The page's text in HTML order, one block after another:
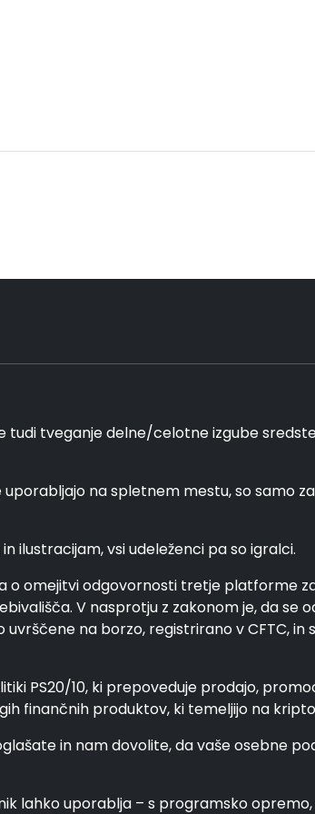
tudi tveganje delne/celotne izgube
na spletnem mestu, so samo
ilustracijam, vsi udeleženci pa so igralci.
omejitvi odgovornosti tretje platforme
V nasprotju z zakonom je, da se
na borzo, registrirano v CFTC, in
PS20/10, ki prepoveduje prodajo,
finančnih produktov, ki temeljijo na
in nam dovolite, da vaše osebne
lahko uporablja – s programsko